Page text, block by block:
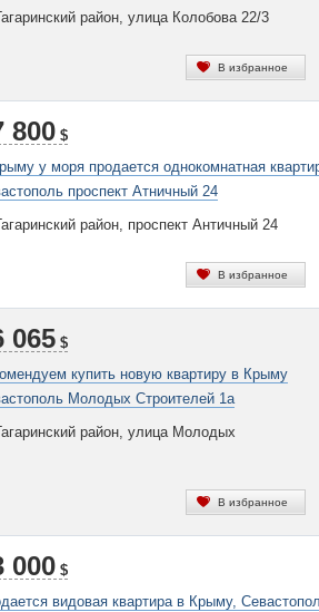
район, улица Колобова 22/3
В избранное
800 $
у моря продается однокомнатная
проспект Атничный 24
район, проспект Античный 24
В избранное
065 $
купить новую квартиру в Крыму
Молодых Строителей 1а
район, улица Молодых
В избранное
000 $
видовая квартира в Крыму,